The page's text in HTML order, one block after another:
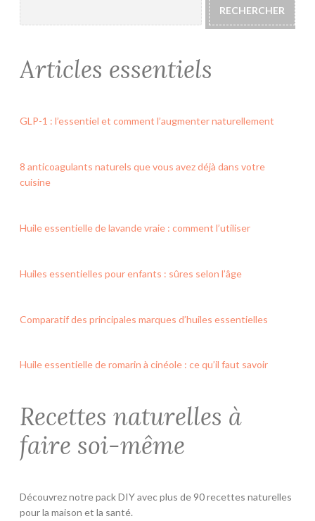
RECHERCHER
Articles essentiels
GLP-1 : l’essentiel et comment l’augmenter naturellement
8 anticoagulants naturels que vous avez déjà dans votre
cuisine
Huile essentielle de lavande vraie : comment l’utiliser
Huiles essentielles pour enfants : sûres selon l’âge
Comparatif des principales marques d’huiles essentielles
Huile essentielle de romarin à cinéole : ce qu’il faut savoir
Recettes naturelles à
faire soi-même
Découvrez notre pack DIY avec plus de 90 recettes naturelles
pour la maison et la santé.